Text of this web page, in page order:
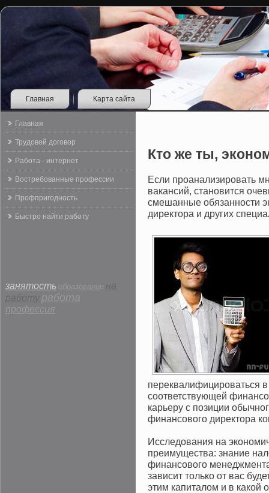
Главная Карта сайта
Главная
Трудовой договор
Работа - интернет
Востребованные профессии
Профпригодность
Быстро найти работу
занятость образование на
работу работа
профессия
Кто же ты,
Если проанализировать
вакансий, становится
смешанные обязанности
директора и других
переквалифицироваться
соответствующей
карьеру с позиции
финансового директора
Исследования на
преимущества: знание
финансового
зависит только от вас
этим капиталом и в какой